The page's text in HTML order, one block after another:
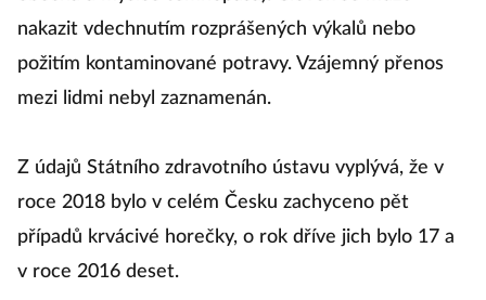
nakazit vdechnutím rozprášených výkalů nebo
požitím kontaminované potravy. Vzájemný přenos
mezi lidmi nebyl zaznamenán.
Z údajů Státního zdravotního ústavu vyplývá, že v
roce 2018 bylo v celém Česku zachyceno pět
případů krvácivé horečky, o rok dříve jich bylo 17 a
v roce 2016 deset.